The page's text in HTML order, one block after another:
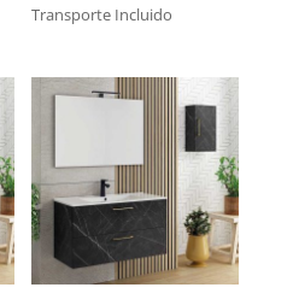
Transporte Incluido